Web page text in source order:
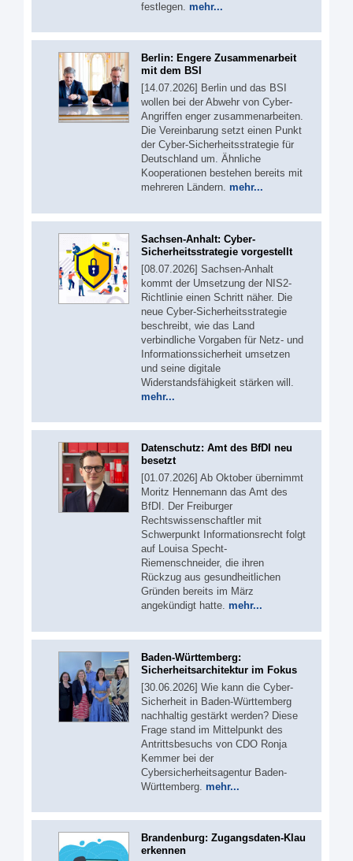
festlegen. mehr...
Berlin: Engere Zusammenarbeit
mit dem BSI
[14.07.2026] Berlin und das BSI
wollen bei der Abwehr von Cyber-
Angriffen enger zusammenarbeiten.
Die Vereinbarung setzt einen Punkt
der Cyber-Sicherheitsstrategie für
Deutschland um. Ähnliche
Kooperationen bestehen bereits mit
mehreren Ländern. mehr...
Sachsen-Anhalt: Cyber-
Sicherheitsstrategie vorgestellt
[08.07.2026] Sachsen-Anhalt
kommt der Umsetzung der NIS2-
Richtlinie einen Schritt näher. Die
neue Cyber-Sicherheitsstrategie
beschreibt, wie das Land
verbindliche Vorgaben für Netz- und
Informationssicherheit umsetzen
und seine digitale
Widerstandsfähigkeit stärken will.
mehr...
Datenschutz: Amt des BfDI neu
besetzt
[01.07.2026] Ab Oktober übernimmt
Moritz Hennemann das Amt des
BfDI. Der Freiburger
Rechtswissenschaftler mit
Schwerpunkt Informationsrecht folgt
auf Louisa Specht-
Riemenschneider, die ihren
Rückzug aus gesundheitlichen
Gründen bereits im März
angekündigt hatte. mehr...
Baden-Württemberg:
Sicherheitsarchitektur im Fokus
[30.06.2026] Wie kann die Cyber-
Sicherheit in Baden-Württemberg
nachhaltig gestärkt werden? Diese
Frage stand im Mittelpunkt des
Antrittsbesuchs von CDO Ronja
Kemmer bei der
Cybersicherheitsagentur Baden-
Württemberg. mehr...
Brandenburg: Zugangsdaten-Klau
erkennen